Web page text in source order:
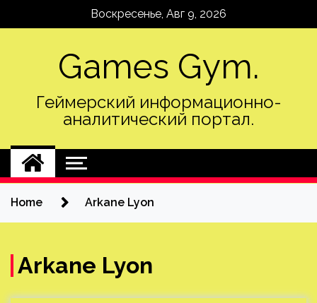
Воскресенье, Авг 9, 2026
Games Gym.
Геймерский информационно-
аналитический портал.
Home Arkane Lyon
Arkane Lyon